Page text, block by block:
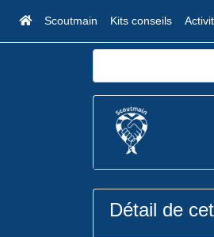
Scoutmain Kits conseils
Détail de